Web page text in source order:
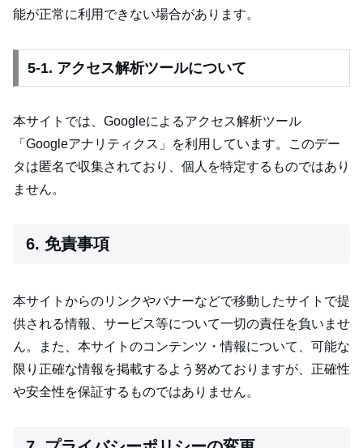
能が正常に利用できない場合があります。
5-1. アクセス解析ツールについて
本サイトでは、Googleによるアクセス解析ツール
「Googleアナリティクス」を利用しています。このデー
タは匿名で収集されており、個人を特定するものではあり
ません。
6. 免責事項
本サイトからのリンクやバナーなどで移動したサイトで提
供される情報、サービス等について一切の責任を負いませ
ん。また、本サイトのコンテンツ・情報について、可能な
限り正確な情報を掲載するよう努めておりますが、正確性
や安全性を保証するものではありません。